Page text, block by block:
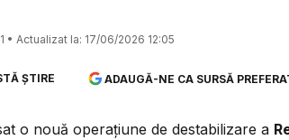
• Actualizat la: 17/06/2026 12:05
ȘTIRE ADAUGĂ-NE CA SURSĂ
o nouă operațiune de destabilizare a